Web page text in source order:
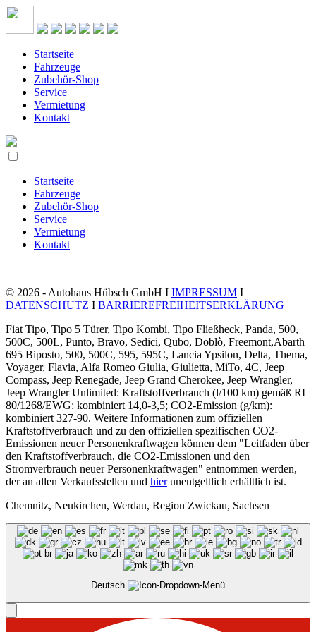
Startseite
Fahrzeuge
Zubehör-Shop
Service
Vermietung
Kontakt
Startseite
Fahrzeuge
Zubehör-Shop
Service
Vermietung
Kontakt
© 2026 - Autohaus Hübsch GmbH I IMPRESSUM I
DATENSCHUTZ I BARRIEREFREIHEITSERKLÄRUNG
Fiat Tipo, Tipo 5 Türer, Tipo Kombi, Tipo Fließheck, Panda, 500,
500C, 500L, Punto, Bravo, Sedici, Qubo, Doblò, Freemont,Abarth
695 Biposto, 500, 500C, 595, 595C, Lancia Ypsilon, Delta, Thema,
Voyager, Flavia, Alfa Romeo Giulia, Giulietta, MiTo, 4C, Jeep
Compass, Jeep Renegade, Jeep Grand Cherokee, Jeep Wrangler,
Jeep Wrangler Unlimited: Kraftstoffverbrauch (l/100 km) gemäß RL
80/1268/EWG: kombiniert 14,0-3,5; CO2-Emission (g/km):
kombiniert 327-90. Weitere Informationen zum offiziellen
Kraftstoffverbrauch und zu den offiziellen spezifischen CO2-
Emissionen neuer Personenkraftwagen können dem "Leitfaden über
den Kraftstoffverbrauch, die CO2-Emissionen und den
Stromverbrauch neuer Personenkraftwagen" entnommen werden,
der an allen Verkaufsstellen und hierunentgeltlich erhältlich ist.
Chemnitz, Neukirchen, Werdau, Region Zwickau, Sachsen
Deutsch